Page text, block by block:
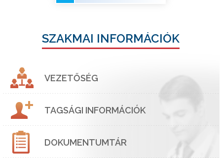
SZAKMAI INFORMÁCIÓK
VEZETŐSÉG
TAGSÁGI INFORMÁCIÓK
DOKUMENTUMTÁR